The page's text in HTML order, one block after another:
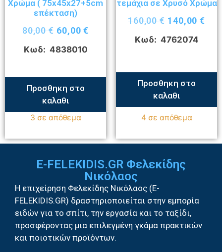
Χρώμα ( 75x45x27+5cm
επέκταση)
80,00€ 60,00€
Κωδ: 4838010
Προσθηκη στο
καλαθι
3 σε απόθεμα
τεμάχια σε Χρυσό Χρώμα
160,00€ 140,00€
Κωδ: 4762074
Προσθηκη στο
καλαθι
4 σε απόθεμα
E-FELEKIDIS.GR Φελεκίδης
Νικόλαος
Η επιχείρηση Φελεκίδης Νικόλαος (E-
FELEKIDIS.GR) δραστηριοποιείται στην εμπορία
ειδών για το σπίτι, την εργασία και το ταξίδι,
προσφέροντας μια επιλεγμένη γκάμα πρακτικών
και ποιοτικών προϊόντων.